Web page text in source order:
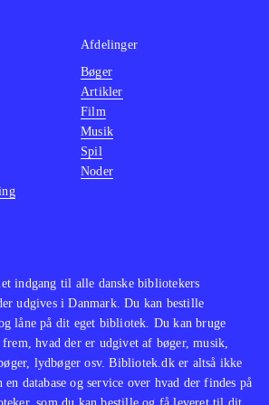
koncept. Men
sangrepertoire vil
i de danske
aldersgrupper
er trods mange år
udvikling af
fremkomsten stadig
i maven.
indgang til alle danske bibliotekers
udgives i Danmark. Du kan bestille
låne på dit eget bibliotek. Du kan bruge
hvad der er udgivet af bøger, musik,
lydbøger osv. Bibliotek.dk er altså ikke
database og service over hvad der findes på
Afdelinger
Bøger
Artikler
Film
Musik
Spil
Noder